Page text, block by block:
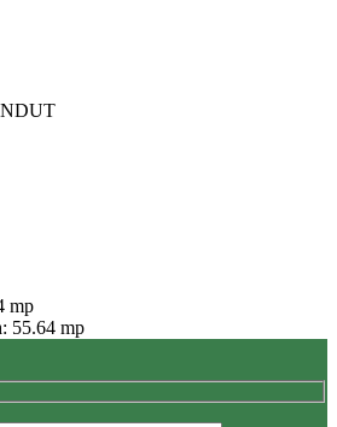
mp
55.64 mp